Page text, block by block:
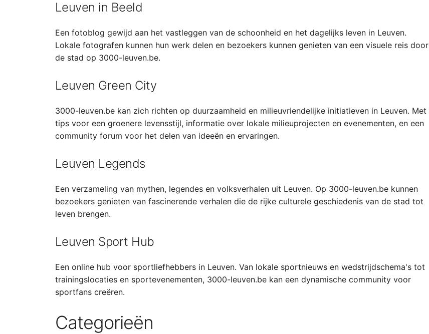
Leuven in Beeld
Een fotoblog gewijd aan het vastleggen van de schoonheid en het dagelijks leven in Leuven.
Lokale fotografen kunnen hun werk delen en bezoekers kunnen genieten van een visuele reis door
de stad op 3000-leuven.be.
Leuven Green City
3000-leuven.be kan zich richten op duurzaamheid en milieuvriendelijke initiatieven in Leuven. Met
tips voor een groenere levensstijl, informatie over lokale milieuprojecten en evenementen, en een
community forum voor het delen van ideeën en ervaringen.
Leuven Legends
Een verzameling van mythen, legendes en volksverhalen uit Leuven. Op 3000-leuven.be kunnen
bezoekers genieten van fascinerende verhalen die de rijke culturele geschiedenis van de stad tot
leven brengen.
Leuven Sport Hub
Een online hub voor sportliefhebbers in Leuven. Van lokale sportnieuws en wedstrijdschema's tot
trainingslocaties en sportevenementen, 3000-leuven.be kan een dynamische community voor
sportfans creëren.
Categorieën